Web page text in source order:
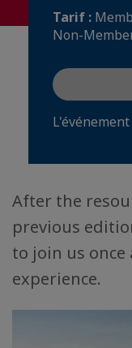
Tarif :
Non-
After the
previous
to join us
experience.